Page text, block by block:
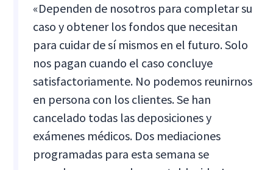
«Dependen de nosotros para completar su
caso y obtener los fondos que necesitan
para cuidar de sí mismos en el futuro. Solo
nos pagan cuando el caso concluye
satisfactoriamente. No podemos reunirnos
en persona con los clientes. Se han
cancelado todas las deposiciones y
exámenes médicos. Dos mediaciones
programadas para esta semana se